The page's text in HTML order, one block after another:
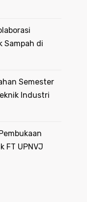
Sampah di
Semester
Industri
FT UPNVJ